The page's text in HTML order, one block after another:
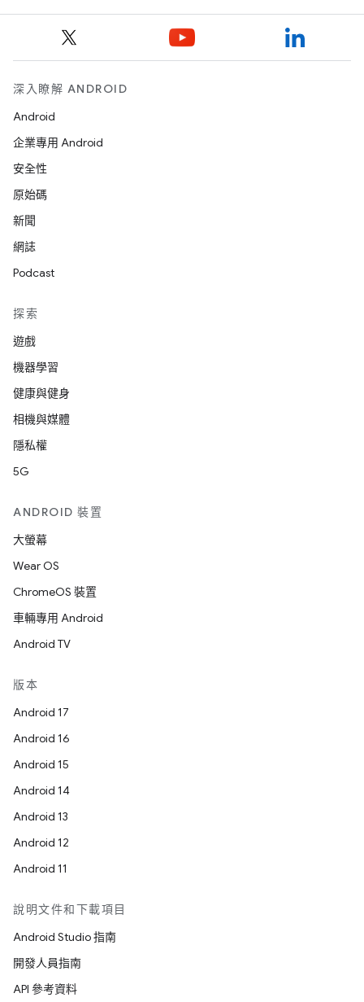
深入瞭解 ANDROID
Android
企業專用 Android
安全性
原始碼
新聞
網誌
Podcast
探索
遊戲
機器學習
健康與健身
相機與媒體
隱私權
5G
ANDROID 裝置
大螢幕
Wear OS
ChromeOS 裝置
車輛專用 Android
Android TV
版本
Android 17
Android 16
Android 15
Android 14
Android 13
Android 12
Android 11
說明文件和下載項目
Android Studio 指南
開發人員指南
API 參考資料